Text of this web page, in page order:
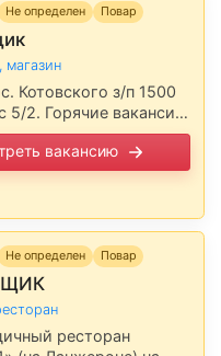
Не определен Повар
магазин
Котовского з/п 1500
5/2. Горячие вакансии
мясо».Выплаты 1 раз
задержек, обеды для
пишите …
вакансию
Не определен Повар
ресторан